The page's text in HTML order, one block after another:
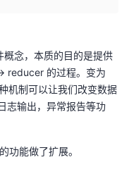
念，本质的目的是提供
reducer 的过程。变为
机制可以让我们改变数据
志输出，异常报告等功
能做了扩展。